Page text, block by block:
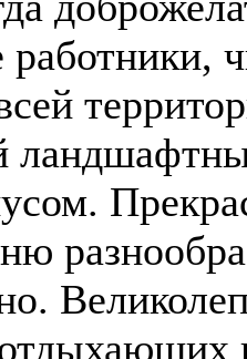
работники,